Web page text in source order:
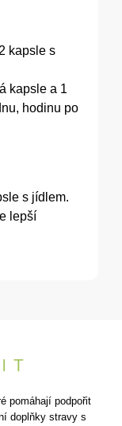
kapsle s
kapsle a 1
hodinu po
s jídlem.
lepší
pomáhají podpořit
doplňky stravy s